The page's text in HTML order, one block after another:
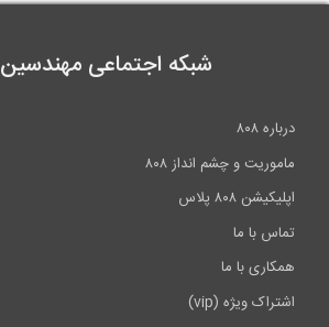
14:33
شبکه اجتماعی مهندسین 808
درباره ۸۰۸
ماموریت و چشم انداز ۸۰۸
اپلیکیشن ۸۰۸ پلاس
تماس با ما
همکاری با ما
اشتراک ویژه (vip)